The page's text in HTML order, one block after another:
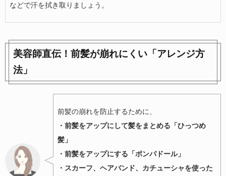
などで汗を拭き取りましょう。
美容師直伝！前髪が崩れにくい「アレンジ方
法」
前髪の崩れを防止するために、
・前髪をアップにして髪をまとめる「ひっつめ
髪」
・前髪をアップにする「ポンパドール」
・スカーフ、ヘアバンド、カチューシャを使った